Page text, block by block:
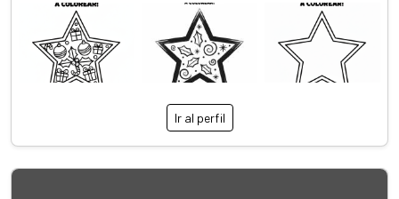
Ir al perfil